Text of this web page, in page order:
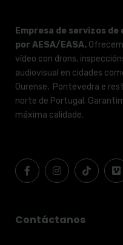
Empresa de servizos
por AESA/EASA.
vídeo con drons,
audiovisual en cidades
Ourense, Pontevedra e
norte de Portugal.
máxima calidade.
Contáctanos